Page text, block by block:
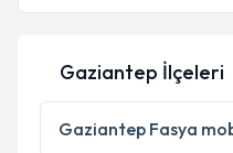
Kişisel verilerimin
Metni
'ni okudum
kapsamda
Gaziantep İlçeleri
Gaziantep Fasya